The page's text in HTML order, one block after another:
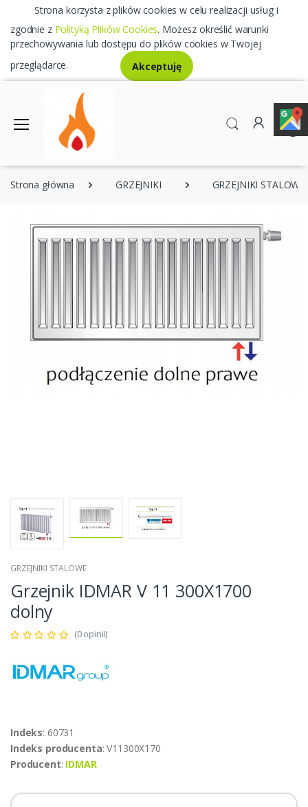
Strona korzysta z plików cookies w celu realizacji usług i
zgodnie z Polityką Plików Cookies. Możesz określić warunki
przechowywania lub dostępu do plików cookies w Twojej
przeglądarce.
Akceptuję
0
Strona główna GRZEJNIKI GRZEJNIKI STALOWE
GRZEJNIKI STALOWE
Grzejnik IDMAR V 11 300X1700
dolny
(0 opinii)
Indeks: 60731
Indeks producenta: V11300X170
Producent: IDMAR